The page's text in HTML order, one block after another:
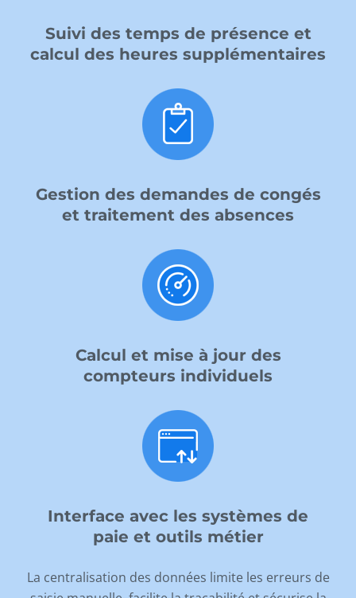
Suivi des temps de présence et
calcul des heures supplémentaires
Gestion des demandes de congés
et traitement des absences
Calcul et mise à jour des
compteurs individuels
Interface avec les systèmes de
paie et outils métier
La centralisation des données limite les erreurs de